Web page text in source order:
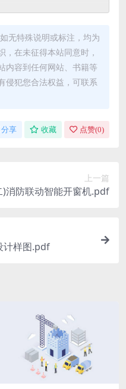
无特殊说明或标注，均为
，在未征得本站同意时，
内容到任何网站、书籍等
侵犯您合法权益，可联系
分享 收藏 点赞(0)
上一篇
)消防联动智能开窗机.pdf
计样图.pdf